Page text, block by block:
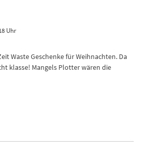
Uhr
Waste Geschenke für Weihnachten. Da
klasse! Mangels Plotter wären die